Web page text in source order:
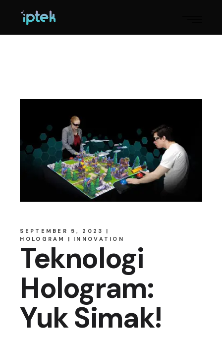
SEPTEMBER 5, 2023
HOLOGRAM
INNOVATION
Teknologi
Hologram:
Yuk Simak!